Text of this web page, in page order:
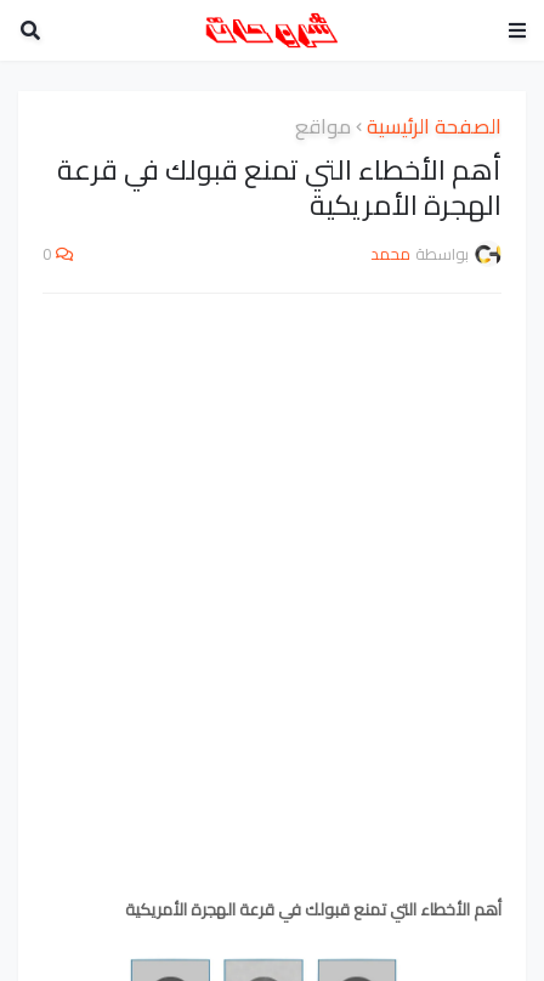
الصفحة الرئيسية مواقع
أهم الأخطاء التي تمنع قبولك في قرعة
الهجرة الأمريكية
بواسطة محمد 0
أهم الأخطاء التي تمنع قبولك في قرعة الهجرة الأمريكية